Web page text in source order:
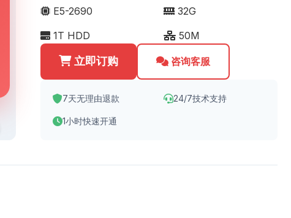
E5-2690
32G
1T HDD
50M
立即订购 咨询客服
7天无理由退款 24/7技术支持
1小时快速开通